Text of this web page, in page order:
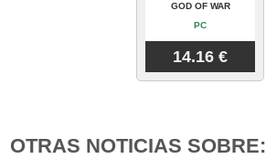
GOD OF WAR
PC
14.16 €
OTRAS NOTICIAS SOBRE: